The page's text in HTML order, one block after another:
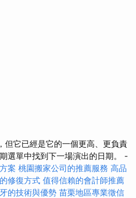
但它已經是它的一個更高、更負責
選單中找到下一場演出的日期。 -
案 桃園搬家公司的推薦服務 高品
修復方式 值得信賴的會計師推薦
的技術與優勢 苗栗地區專業徵信